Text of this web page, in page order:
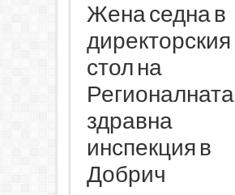
Жена седна в
директорския
стол на
Регионалната
здравна
инспекция в
Добрич